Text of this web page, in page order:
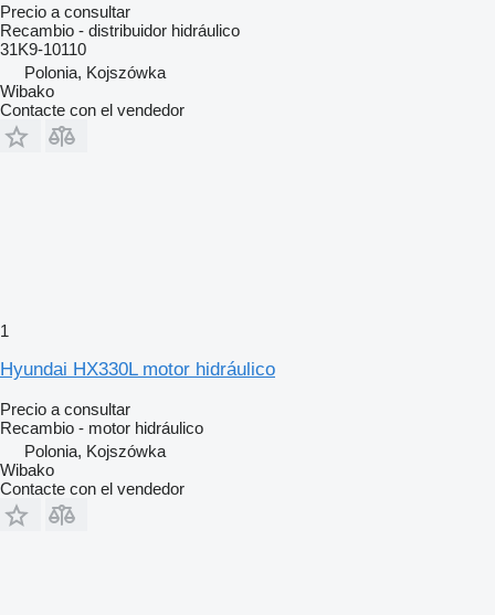
Precio a consultar
Recambio - distribuidor hidráulico
31K9-10110
Polonia, Kojszówka
Wibako
Contacte con el vendedor
1
Hyundai HX330L motor hidráulico
Precio a consultar
Recambio - motor hidráulico
Polonia, Kojszówka
Wibako
Contacte con el vendedor